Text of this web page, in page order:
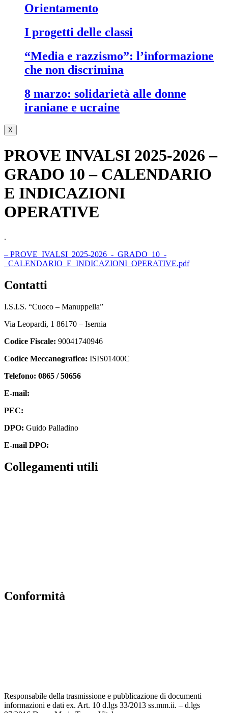
orientamento
i progetti delle classi
“media e razzismo”: l’informazione
che non discrimina
8 marzo: solidarietà alle donne
iraniane e ucraine
X
PROVE INVALSI 2025-2026 –
GRADO 10 – CALENDARIO
E INDICAZIONI
OPERATIVE
.
– PROVE_IVALSI_2025-2026_-_GRADO_10_-
_CALENDARIO_E_INDICAZIONI_OPERATIVE.pdf
contatti
I.S.I.S. “Cuoco – Manuppella”
Via Leopardi, 1 86170 – Isernia
Codice Fiscale: 90041740946
Codice Meccanografico: ISIS01400C
Telefono: 0865 / 50656
E-mail:
PEC:
DPO: Guido Palladino
E-mail DPO:
collegamenti utili
conformità
Responsabile della trasmissione e pubblicazione di documenti
informazioni e dati ex. Art. 10 d.lgs 33/2013 ss.mm.ii. – d.lgs